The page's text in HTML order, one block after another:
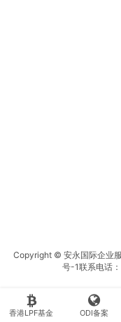
Copyright © 安永国际企业
号-1联系电话
香港LPF基金 ODI备案